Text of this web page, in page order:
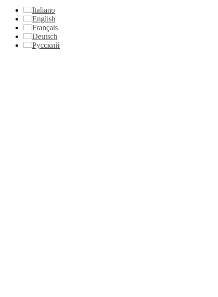
Italiano
English
Français
Deutsch
Русский